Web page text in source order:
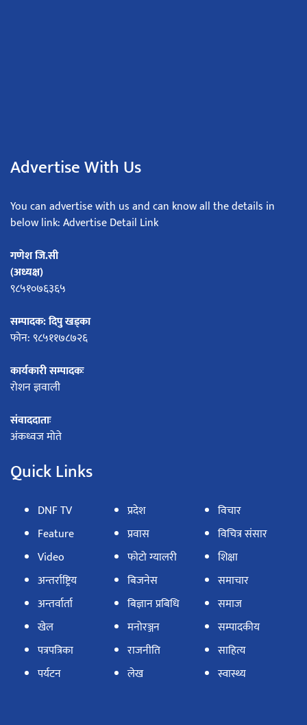
Advertise With Us
You can advertise with us and can know all the details in
below link: Advertise Detail Link
गणेश जि.सी
(अध्यक्ष)
९८५१०७६३६५
सम्पादक: दिपु खड्का
फोन: ९८५११७८७२६
कार्यकारी सम्पादकः
रोशन ज्ञवाली
संवाददाताः
अंकध्वज मोते
Quick Links
DNF TV
Feature
Video
अन्तर्राष्ट्रिय
अन्तर्वार्ता
खेल
पत्रपत्रिका
पर्यटन
प्रदेश
प्रवास
फोटो ग्यालरी
बिजनेस
बिज्ञान प्रबिधि
मनोरञ्जन
राजनीति
लेख
विचार
विचित्र संसार
शिक्षा
समाचार
समाज
सम्पादकीय
साहित्य
स्वास्थ्य